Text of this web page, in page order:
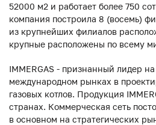
52000 м2 и работает более 750
компания построила 8 (восемь)
из крупнейших филиалов
крупные расположены по всему
IMMERGAS - признанный лидер
международном рынках в
газовых котлов. Продукция
странах. Коммерческая сеть
в основном на стратегических